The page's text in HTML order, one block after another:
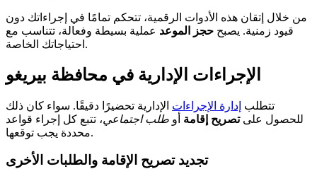
من خلال إتقان هذه الأدوات الرقمية، تتحكم تمامًا في إجراءاتك دون
قيود زمنية. يصبح حجز الموعد عملية بسيطة وفعالة، تتناسب مع
احتياجاتك الخاصة.
الإجراءات الإدارية في محافظة بيريغو
تتطلب إدارة الإجراءات الإدارية تحضيرًا دقيقًا. سواء كان ذلك
للحصول علىتصريح إقامة أو طلب اجتماعي، تتبع كل إجراء قواعد
محددة يجب توقعها.
تجديد تصريح الإقامة والطلبات الأخرى